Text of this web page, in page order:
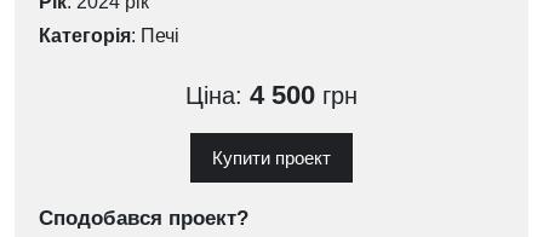
Категорія: Печі
Ціна: 4 500 грн
Купити проект
Сподобався проект?